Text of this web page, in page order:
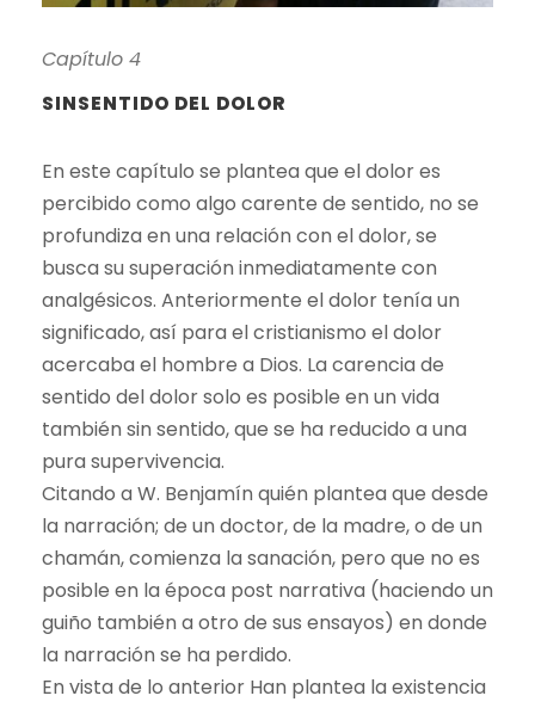
Capítulo 4
SINSENTIDO DEL DOLOR
En este capítulo se plantea que el dolor es
percibido como algo carente de sentido, no se
profundiza en una relación con el dolor, se
busca su superación inmediatamente con
analgésicos. Anteriormente el dolor tenía un
significado, así para el cristianismo el dolor
acercaba el hombre a Dios. La carencia de
sentido del dolor solo es posible en un vida
también sin sentido, que se ha reducido a una
pura supervivencia.
Citando a W. Benjamín quién plantea que desde
la narración; de un doctor, de la madre, o de un
chamán, comienza la sanación, pero que no es
posible en la época post narrativa (haciendo un
guiño también a otro de sus ensayos) en donde
la narración se ha perdido.
En vista de lo anterior Han plantea la existencia